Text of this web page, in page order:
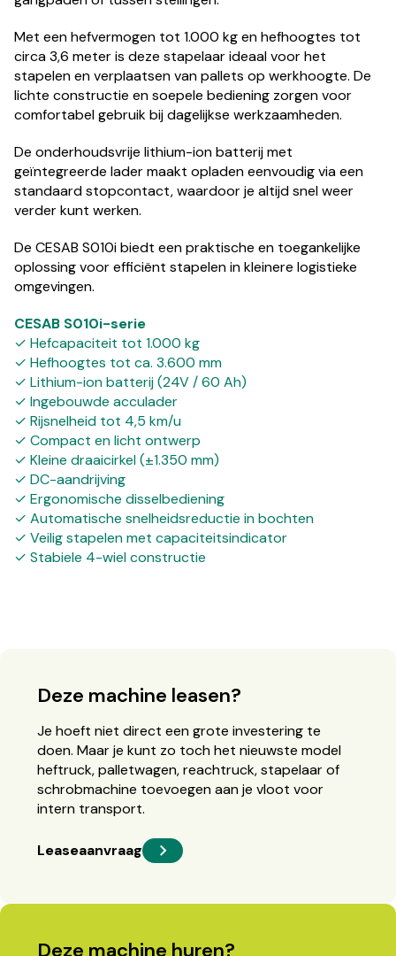
Met een hefvermogen tot 1.000 kg en hefhoogtes tot
circa 3,6 meter is deze stapelaar ideaal voor het
stapelen en verplaatsen van pallets op werkhoogte. De
lichte constructie en soepele bediening zorgen voor
comfortabel gebruik bij dagelijkse werkzaamheden.
De onderhoudsvrije lithium-ion batterij met
geïntegreerde lader maakt opladen eenvoudig via een
standaard stopcontact, waardoor je altijd snel weer
verder kunt werken.
De CESAB S010i biedt een praktische en toegankelijke
oplossing voor efficiënt stapelen in kleinere logistieke
omgevingen.
CESAB S010i-serie
✓ Hefcapaciteit tot 1.000 kg
✓ Hefhoogtes tot ca. 3.600 mm
✓ Lithium-ion batterij (24V / 60 Ah)
✓ Ingebouwde acculader
✓ Rijsnelheid tot 4,5 km/u
✓ Compact en licht ontwerp
✓ Kleine draaicirkel (±1.350 mm)
✓ DC-aandrijving
✓ Ergonomische disselbediening
✓ Automatische snelheidsreductie in bochten
✓ Veilig stapelen met capaciteitsindicator
✓ Stabiele 4-wiel constructie
Deze machine leasen?
Je hoeft niet direct een grote investering te
doen. Maar je kunt zo toch het nieuwste model
heftruck, palletwagen, reachtruck, stapelaar of
schrobmachine toevoegen aan je vloot voor
intern transport.
Leaseaanvraag
Deze machine huren?